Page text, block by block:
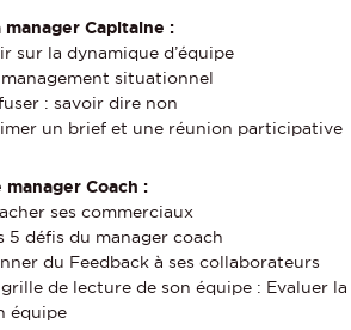
manager Capitaine :
sur la dynamique d’équipe
management situationnel
: savoir dire non
un brief et une réunion participative
manager Coach :
ses commerciaux
5 défis du manager coach
du Feedback à ses collaborateurs
de lecture de son équipe : Evaluer
équipe